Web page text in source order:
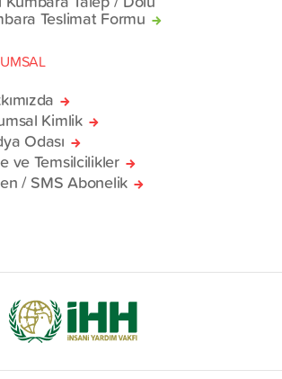
Teslimat Formu
Kimlik
Odası
ve Temsilcilikler
/ SMS Abonelik